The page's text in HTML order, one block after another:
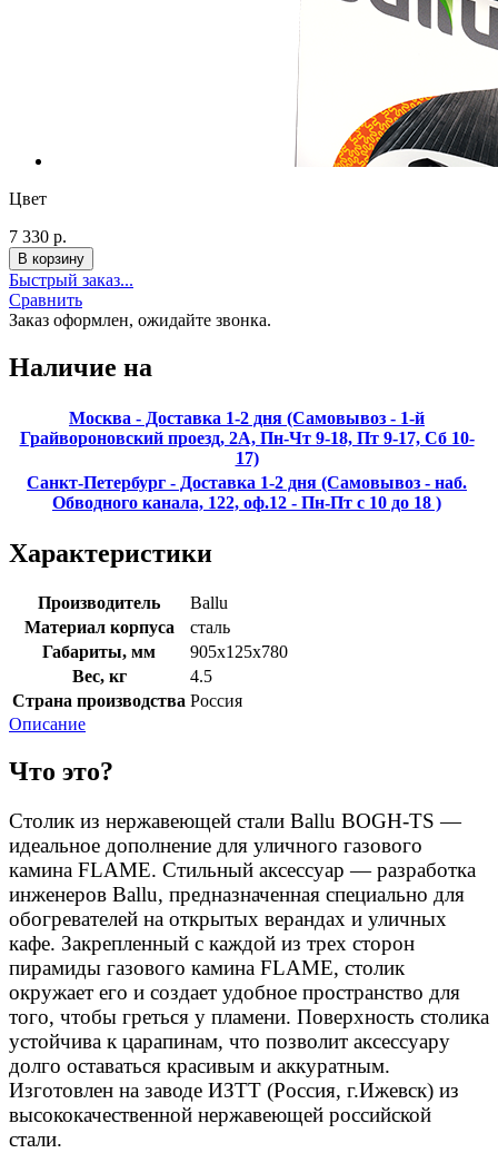
Цвет
7 330 р.
Быстрый заказ...
Сравнить
Заказ оформлен, ожидайте звонка.
Наличие на
Москва - Доставка 1-2 дня (Самовывоз - 1-й
Грайвороновский проезд, 2А, Пн-Чт 9-18, Пт 9-17, Сб 10-
17)
Санкт-Петербург - Доставка 1-2 дня (Самовывоз - наб.
Обводного канала, 122, оф.12 - Пн-Пт с 10 до 18 )
Характеристики
Производитель
Ballu
Материал корпуса
сталь
Габариты, мм
905х125х780
Вес, кг
4.5
Страна производства Россия
Описание
Что это?
Столик из нержавеющей стали Ballu BOGH-TS —
идеальное дополнение для уличного газового
камина FLAME. Стильный аксессуар — разработка
инженеров Ballu, предназначенная специально для
обогревателей на открытых верандах и уличных
кафе. Закрепленный с каждой из трех сторон
пирамиды газового камина FLAME, столик
окружает его и создает удобное пространство для
того, чтобы греться у пламени. Поверхность столика
устойчива к царапинам, что позволит аксессуару
долго оставаться красивым и аккуратным.
Изготовлен на заводе ИЗТТ (Россия, г.Ижевск) из
высококачественной нержавеющей российской
стали.